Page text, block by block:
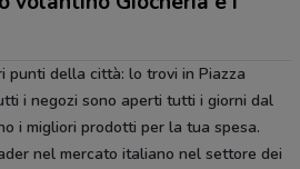
punti della città: lo trovi in Piazza
i negozi sono aperti tutti i giorni dal
i migliori prodotti per la tua spesa.
nel mercato italiano nel settore dei